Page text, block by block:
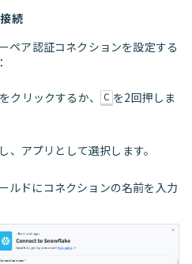
続
ア認証コネクションを設定する
をクリックするか、 C を2回押しま
、アプリとして選択します。
ルドにコネクションの名前を入力